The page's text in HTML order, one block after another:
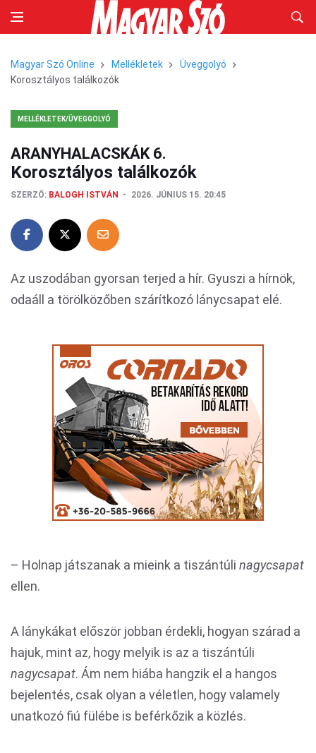
Magyar Szó Online Mellékletek
Üveggolyó
Korosztályos találkozók
MELLÉKLETEK/ÜVEGGOLYÓ
ARANYHALACSKÁK 6.
Korosztályos találkozók
SZERZŐ: BALOGH ISTVÁN 2026. JÚNIUS 15. 20:45
Az uszodában gyorsan terjed a hír. Gyuszi a hírnök,
odaáll a törölközőben szárítkozó lánycsapat elé.
– Holnap játszanak a mieink a tiszántúli nagycsapat
ellen.
A lánykákat először jobban érdekli, hogyan szárad a
hajuk, mint az, hogy melyik is az a tiszántúli
nagycsapat. Ám nem hiába hangzik el a hangos
bejelentés, csak olyan a véletlen, hogy valamely
unatkozó fiú fülébe is beférkőzik a közlés.